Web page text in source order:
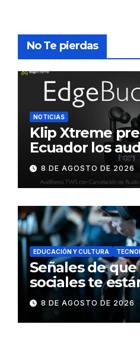
No Te pierdas
NOTICIAS
Klip Xtreme
Ecuador los
DynaBuds con
inteligente y
8 DE AGOSTO DE 2026
EDUCACIÓN Y CULTURA
Señales de
sociales te
consumiendo
8 DE AGOSTO DE 2026